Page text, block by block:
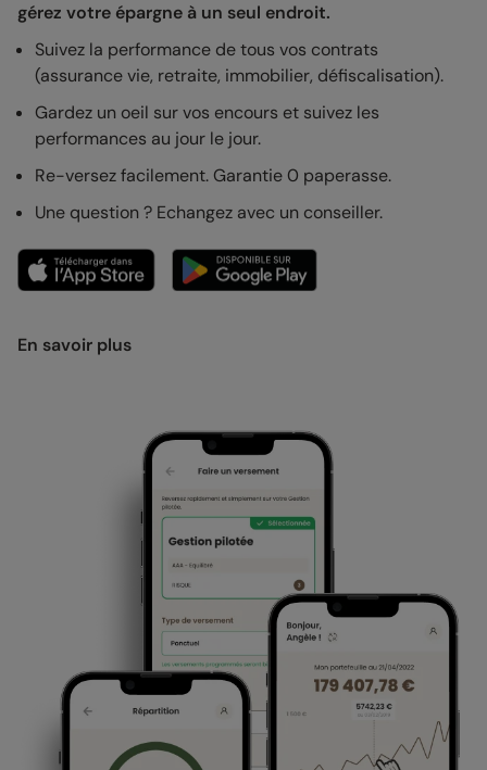
gérez votre épargne à un seul endroit.
Suivez la performance de tous vos contrats
(assurance vie, retraite, immobilier, défiscalisation).
Gardez un oeil sur vos encours et suivez les
performances au jour le jour.
Re-versez facilement. Garantie 0 paperasse.
Une question ? Echangez avec un conseiller.
En savoir plus